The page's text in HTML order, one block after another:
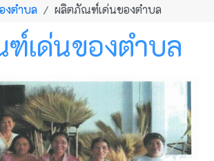
งตำบล
ผลิตภัณฑ์เด่นของตำบล
เด่นของตำบล